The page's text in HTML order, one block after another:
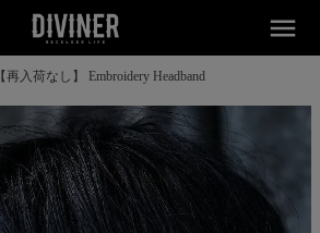
menu
【再入荷なし】 Embroidery Headband